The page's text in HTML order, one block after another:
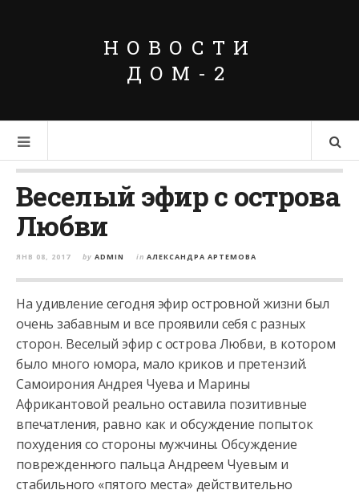
НОВОСТИ
ДОМ-2
Веселый эфир с острова
Любви
ЯНВ 08, 2017 by ADMIN in АЛЕКСАНДРА АРТЕМОВА
На удивление сегодня эфир островной жизни был
очень забавным и все проявили себя с разных
сторон. Веселый эфир с острова Любви, в котором
было много юмора, мало криков и претензий.
Самоирония Андрея Чуева и Марины
Африкантовой реально оставила позитивные
впечатления, равно как и обсуждение попыток
похудения со стороны мужчины. Обсуждение
поврежденного пальца Андреем Чуевым и
стабильного «пятого места» действительно